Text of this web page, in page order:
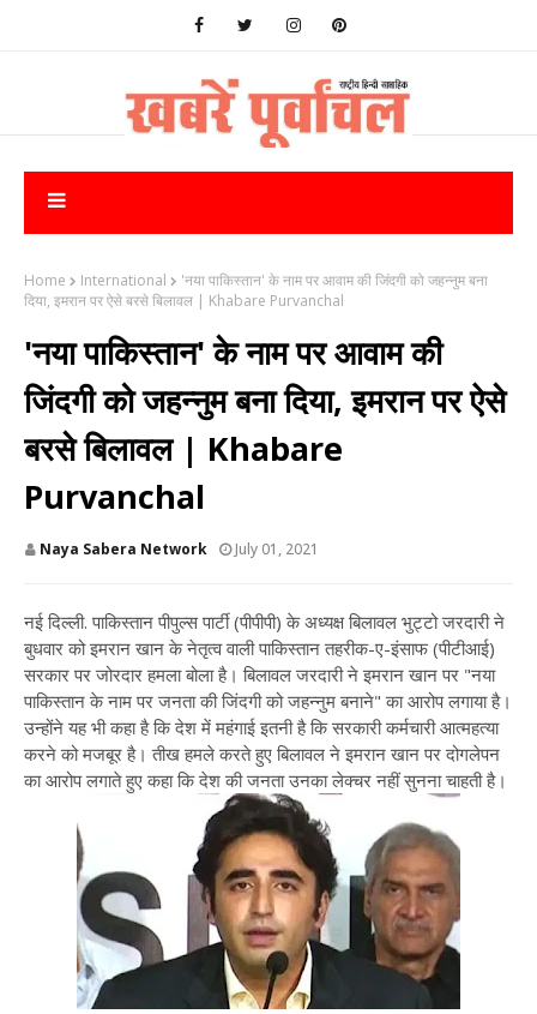
Home International
'नया पाकिस्तान' के नाम पर आवाम की जिंदगी को जहन्नुम बना
दिया, इमरान पर ऐसे बरसे बिलावल | Khabare Purvanchal
'नया पाकिस्तान' के नाम पर आवाम की
जिंदगी को जहन्नुम बना दिया, इमरान पर ऐसे
बरसे बिलावल | Khabare
Purvanchal
Naya Sabera Network July 01, 2021
नई दिल्ली. पाकिस्तान पीपुल्स पार्टी (पीपीपी) के अध्यक्ष बिलावल भुट्टो जरदारी ने
बुधवार को इमरान खान के नेतृत्व वाली पाकिस्तान तहरीक-ए-इंसाफ (पीटीआई)
सरकार पर जोरदार हमला बोला है। बिलावल जरदारी ने इमरान खान पर "नया
पाकिस्तान के नाम पर जनता की जिंदगी को जहन्नुम बनाने" का आरोप लगाया है।
उन्होंने यह भी कहा है कि देश में महंगाई इतनी है कि सरकारी कर्मचारी आत्महत्या
करने को मजबूर है। तीख हमले करते हुए बिलावल ने इमरान खान पर दोगलेपन
का आरोप लगाते हुए कहा कि देश की जनता उनका लेक्चर नहीं सुनना चाहती है।